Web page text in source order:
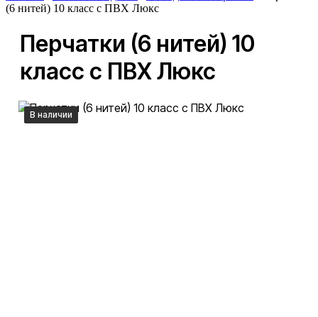
(6 нитей) 10 класс с ПВХ Люкс
Перчатки (6 нитей) 10
класс с ПВХ Люкс
В наличии